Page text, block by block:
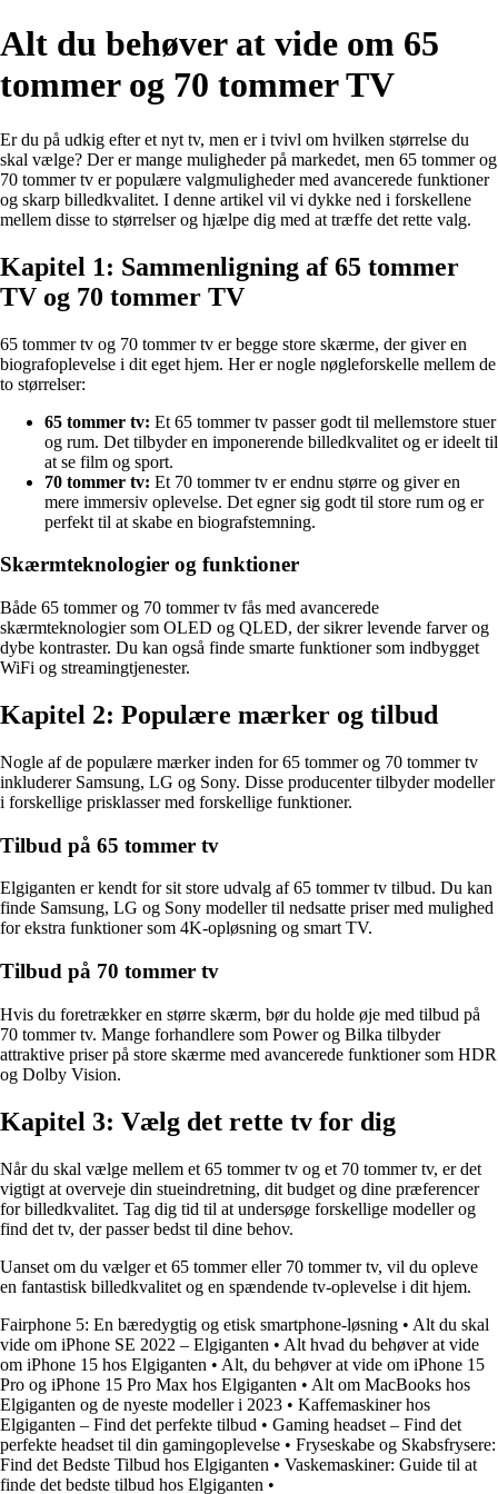
Alt du behøver at vide om 65
tommer og 70 tommer TV
Er du på udkig efter et nyt tv, men er i tvivl om hvilken størrelse du
skal vælge? Der er mange muligheder på markedet, men 65 tommer og
70 tommer tv er populære valgmuligheder med avancerede funktioner
og skarp billedkvalitet. I denne artikel vil vi dykke ned i forskellene
mellem disse to størrelser og hjælpe dig med at træffe det rette valg.
Kapitel 1: Sammenligning af 65 tommer
TV og 70 tommer TV
65 tommer tv og 70 tommer tv er begge store skærme, der giver en
biografoplevelse i dit eget hjem. Her er nogle nøgleforskelle mellem de
to størrelser:
65 tommer tv: Et 65 tommer tv passer godt til mellemstore stuer
og rum. Det tilbyder en imponerende billedkvalitet og er ideelt til
at se film og sport.
70 tommer tv: Et 70 tommer tv er endnu større og giver en
mere immersiv oplevelse. Det egner sig godt til store rum og er
perfekt til at skabe en biografstemning.
Skærmteknologier og funktioner
Både 65 tommer og 70 tommer tv fås med avancerede
skærmteknologier som OLED og QLED, der sikrer levende farver og
dybe kontraster. Du kan også finde smarte funktioner som indbygget
WiFi og streamingtjenester.
Kapitel 2: Populære mærker og tilbud
Nogle af de populære mærker inden for 65 tommer og 70 tommer tv
inkluderer Samsung, LG og Sony. Disse producenter tilbyder modeller
i forskellige prisklasser med forskellige funktioner.
Tilbud på 65 tommer tv
Elgiganten er kendt for sit store udvalg af 65 tommer tv tilbud. Du kan
finde Samsung, LG og Sony modeller til nedsatte priser med mulighed
for ekstra funktioner som 4K-opløsning og smart TV.
Tilbud på 70 tommer tv
Hvis du foretrækker en større skærm, bør du holde øje med tilbud på
70 tommer tv. Mange forhandlere som Power og Bilka tilbyder
attraktive priser på store skærme med avancerede funktioner som HDR
og Dolby Vision.
Kapitel 3: Vælg det rette tv for dig
Når du skal vælge mellem et 65 tommer tv og et 70 tommer tv, er det
vigtigt at overveje din stueindretning, dit budget og dine præferencer
for billedkvalitet. Tag dig tid til at undersøge forskellige modeller og
find det tv, der passer bedst til dine behov.
Uanset om du vælger et 65 tommer eller 70 tommer tv, vil du opleve
en fantastisk billedkvalitet og en spændende tv-oplevelse i dit hjem.
Fairphone 5: En bæredygtig og etisk smartphone-løsning • Alt du skal
vide om iPhone SE 2022 – Elgiganten • Alt hvad du behøver at vide
om iPhone 15 hos Elgiganten • Alt, du behøver at vide om iPhone 15
Pro og iPhone 15 Pro Max hos Elgiganten • Alt om MacBooks hos
Elgiganten og de nyeste modeller i 2023 • Kaffemaskiner hos
Elgiganten – Find det perfekte tilbud • Gaming headset – Find det
perfekte headset til din gamingoplevelse • Fryseskabe og Skabsfrysere:
Find det Bedste Tilbud hos Elgiganten • Vaskemaskiner: Guide til at
finde det bedste tilbud hos Elgiganten •